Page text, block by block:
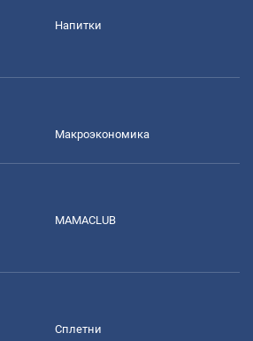
Напитки
Mакроэкономика
MAMACLUB
Сплетни